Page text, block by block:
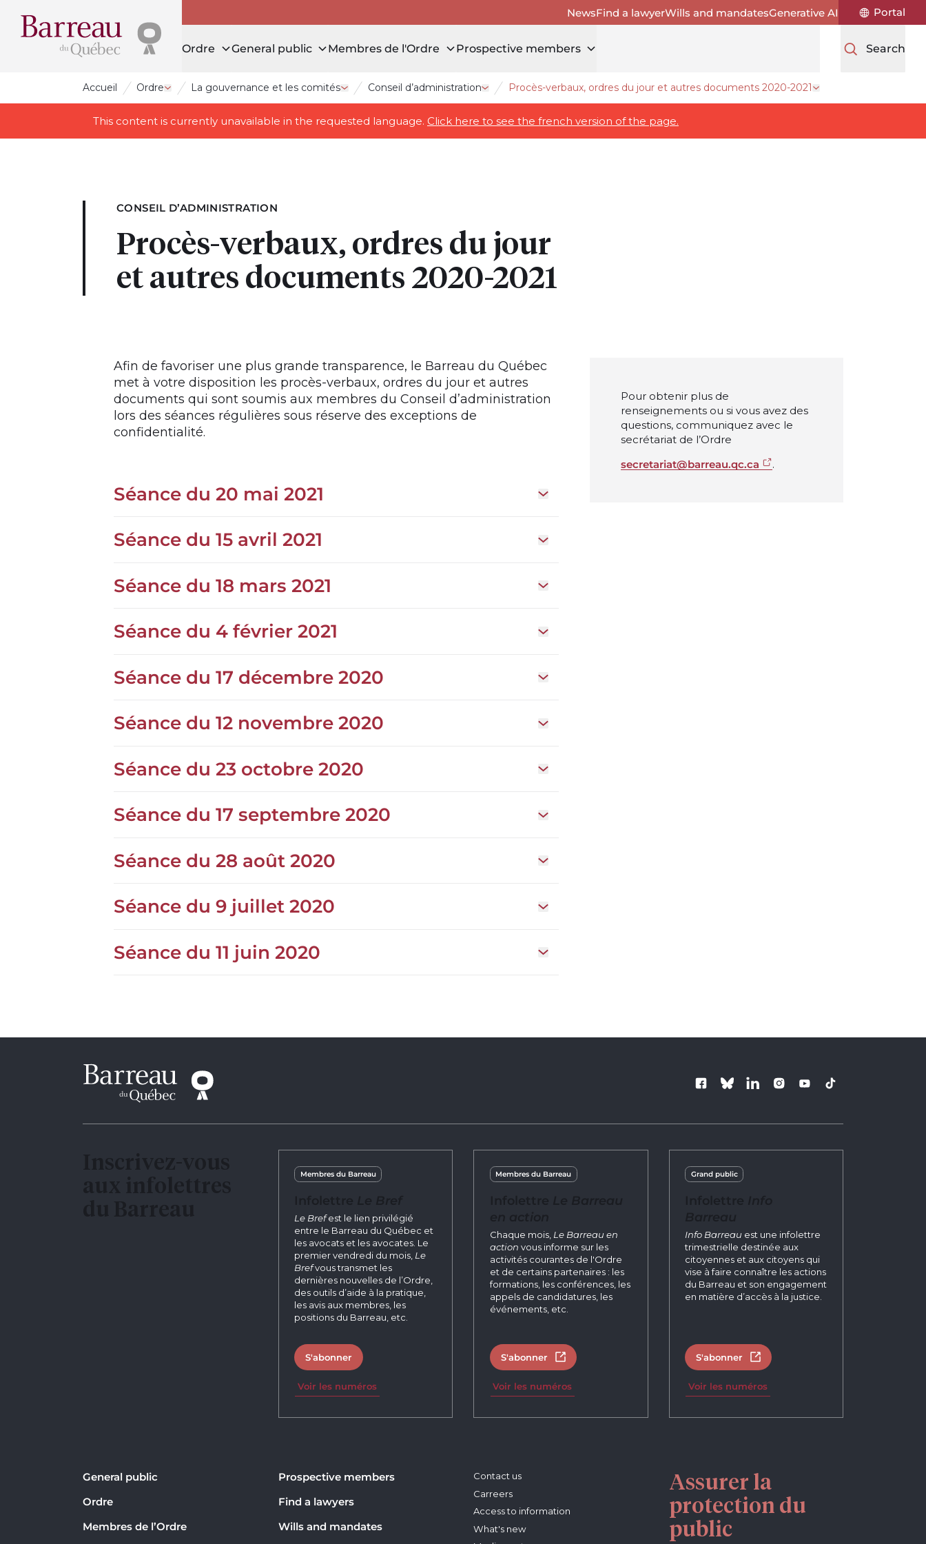
NewsFind a lawyerWills and mandatesGenerative AI Portal
Ordre General public Membres de l'Ordre Prospective members Search
Accueil Ordre Open drawer Ordre
La gouvernance et les comités Open drawer La gouvernance et les comités
Conseil d’administration Open drawer Conseil d’administration
Procès-verbaux, ordres du jour et autres documents 2020-2021 Open drawer Procès-
This content is currently unavailable in the requested language. Click here to see the french version of the page.
CONSEIL D’ADMINISTRATION
Procès-verbaux, ordres du jour
et autres documents 2020-2021
Afin de favoriser une plus grande transparence, le Barreau du Québec
met à votre disposition les procès-verbaux, ordres du jour et autres
documents qui sont soumis aux membres du Conseil d’administration
lors des séances régulières sous réserve des exceptions de
confidentialité.
Séance du 20 mai 2021 Open drawer Séance du 20 mai 2021
Séance du 15 avril 2021 Open drawer Séance du 15 avril 2021
Séance du 18 mars 2021 Open drawer Séance du 18 mars 2021
Séance du 4 février 2021 Open drawer Séance du 4 février 2021
Séance du 17 décembre 2020 Open drawer Séance du 17 décembre 2020
Séance du 12 novembre 2020 Open drawer Séance du 12 novembre 2020
Séance du 23 octobre 2020 Open drawer Séance du 23 octobre 2020
Séance du 17 septembre 2020 Open drawer Séance du 17 septembre 2020
Séance du 28 août 2020 Open drawer Séance du 28 août 2020
Séance du 9 juillet 2020 Open drawer Séance du 9 juillet 2020
Séance du 11 juin 2020 Open drawer Séance du 11 juin 2020
Pour obtenir plus de
renseignements ou si vous avez des
questions, communiquez avec le
secrétariat de l’Ordre
secretariat@barreau.qc.ca
.
Membres du Barreau
Le Brefest le lien privilégié
entre le Barreau du Québec et
les avocats et les avocates. Le
premier vendredi du mois, Le
Brefvous transmet les
dernières nouvelles de l’Ordre,
des outils d’aide à la pratique,
les avis aux membres, les
positions du Barreau, etc.
S'abonner
Voir les numéros
Membres du Barreau
Chaque mois, Le Barreau en
action vous informe sur les
activités courantes de l'Ordre
et de certains partenaires : les
formations, les conférences, les
appels de candidatures, les
événements, etc.
S'abonner Open in new tab
Voir les numéros
Grand public
Info Barreau est une infolettre
trimestrielle destinée aux
citoyennes et aux citoyens qui
vise à faire connaître les actions
du Barreau et son engagement
en matière d’accès à la justice.
S'abonner Open in new tab
Voir les numéros
General public
Ordre
Membres de l’Ordre
Prospective members
Find a lawyers
Wills and mandates
Contact us
Carreers
Access to information
What's new
Assurer la
protection du
public